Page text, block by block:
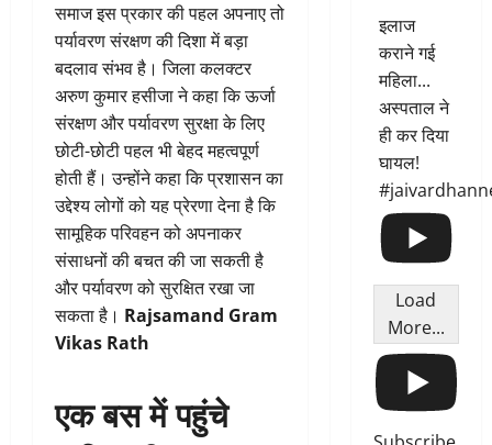
समाज इस प्रकार की पहल अपनाए तो
पर्यावरण संरक्षण की दिशा में बड़ा
बदलाव संभव है। जिला कलक्टर
अरुण कुमार हसीजा ने कहा कि ऊर्जा
संरक्षण और पर्यावरण सुरक्षा के लिए
छोटी-छोटी पहल भी बेहद महत्वपूर्ण
होती हैं। उन्होंने कहा कि प्रशासन का
उद्देश्य लोगों को यह प्रेरणा देना है कि
सामूहिक परिवहन को अपनाकर
संसाधनों की बचत की जा सकती है
और पर्यावरण को सुरक्षित रखा जा
सकता है। Rajsamand Gram
Vikas Rath
एक बस में पहुंचे
इलाज
कराने गई
महिला...
अस्पताल ने
ही कर दिया
घायल!
Load
More...